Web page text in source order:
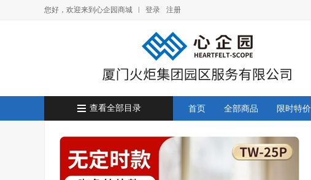
您好，欢迎来到心企园商城 登录 注册
查看全部目录 首页 全部商品 限时特价